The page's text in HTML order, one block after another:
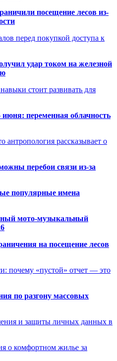
посещение лесов из-
перед покупкой доступа к
удар током на железной
стоит развивать для
переменная облачность
антропология рассказывает о
перебои связи из-за
популярные имена
мото-музыкальный
на посещение лесов
почему «пустой» отчет — это
по разгону массовых
и защиты личных данных в
о комфортном жилье за